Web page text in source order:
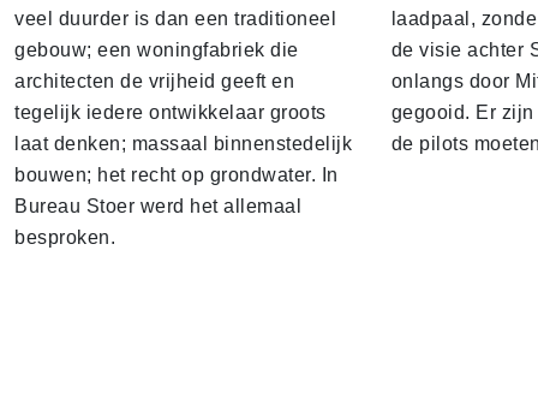
veel duurder is dan een traditioneel
gebouw; een woningfabriek die
architecten de vrijheid geeft en
tegelijk iedere ontwikkelaar groots
laat denken; massaal binnenstedelijk
bouwen; het recht op grondwater. In
Bureau Stoer werd het allemaal
besproken.
laadpaal,
de visie achter
onlangs door
gegooid. Er
de pilots